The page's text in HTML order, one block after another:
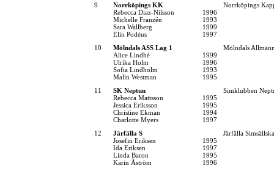
9
Norrköpings KK
Norrköpings
Rebecca Diaz-Nilsson
1996
Michelle Franzén
1993
Sara Wallberg
1999
Elin Podéus
1997
10
Mölndals ASS Lag 1
Mölndals
Alice Lindhé
1999
Ulrika Holm
1996
Sofia Lindholm
1993
Malin Westman
1995
11
SK Neptun
Simklubben
Rebecca Mattsson
1995
Jessica Eriksson
1995
Christine Ekman
1994
Charlotte Myers
1997
12
Järfälla S
Järfälla
Josefin Eriksen
1995
Ida Eriksen
1997
Linda Baron
1995
Karin Åström
1996